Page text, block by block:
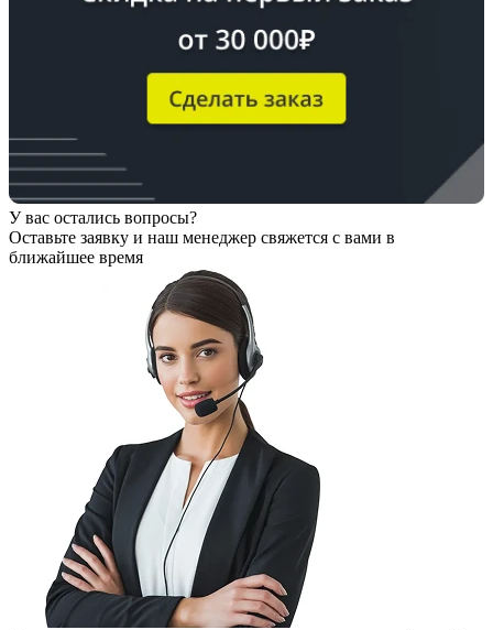
У вас остались вопросы?
Оставьте заявку и наш менеджер свяжется с вами в
ближайшее время